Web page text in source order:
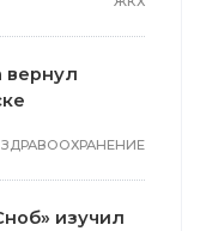
вернул
ЗДРАВООХРАНЕНИЕ
изучил